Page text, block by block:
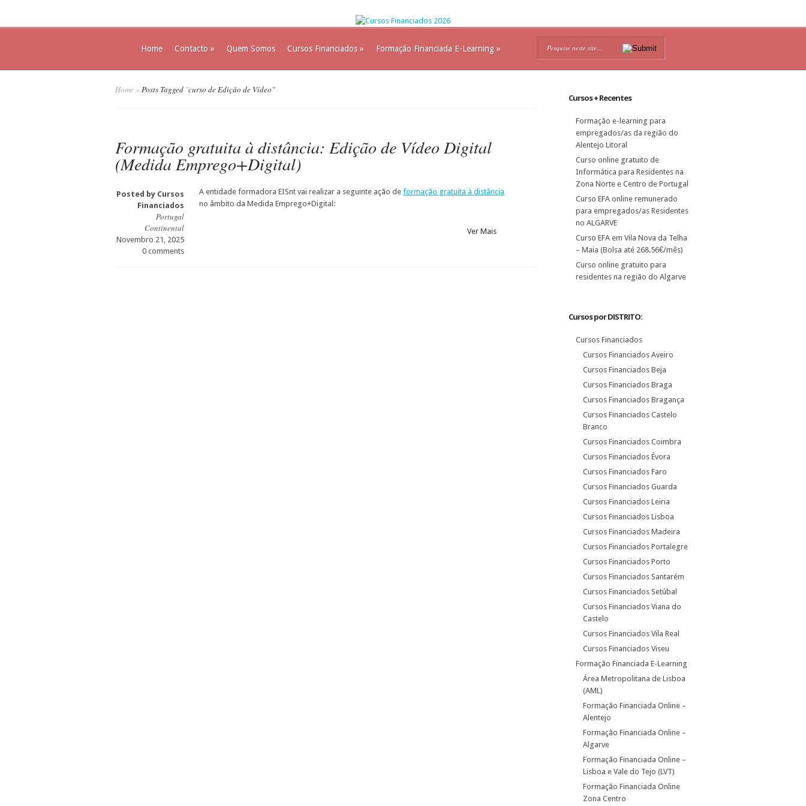
Home Contacto » Quem Somos Cursos Financiados» Formação Financiada E-Learning »
Home » Posts Tagged "curso de Edição de Vídeo"
Formação gratuita à distância: Edição de Vídeo Digital
(Medida Emprego+Digital)
Posted by Cursos
Financiados
Portugal
Continental
Novembro 21, 2025
0 comments
A entidade formadora EISnt vai realizar a seguinte ação de formação gratuita à distância
no âmbito da Medida Emprego+Digital:
Ver Mais
Cursos + Recentes
Formação e-learning para
empregados/as da região do
Alentejo Litoral
Curso online gratuito de
Informática para Residentes na
Zona Norte e Centro de Portugal
Curso EFA online remunerado
para empregados/as Residentes
no ALGARVE
Curso EFA em Vila Nova da Telha
– Maia (Bolsa até 268.56€/mês)
Curso online gratuito para
residentes na região do Algarve
Cursos por DISTRITO:
Cursos Financiados
Cursos Financiados Aveiro
Cursos Financiados Beja
Cursos Financiados Braga
Cursos Financiados Bragança
Cursos Financiados Castelo
Branco
Cursos Financiados Coimbra
Cursos Financiados Évora
Cursos Financiados Faro
Cursos Financiados Guarda
Cursos Financiados Leiria
Cursos Financiados Lisboa
Cursos Financiados Madeira
Cursos Financiados Portalegre
Cursos Financiados Porto
Cursos Financiados Santarém
Cursos Financiados Setúbal
Cursos Financiados Viana do
Castelo
Cursos Financiados Vila Real
Cursos Financiados Viseu
Formação Financiada E-Learning
Área Metropolitana de Lisboa
(AML)
Formação Financiada Online –
Alentejo
Formação Financiada Online –
Algarve
Formação Financiada Online –
Lisboa e Vale do Tejo (LVT)
Formação Financiada Online
Zona Centro